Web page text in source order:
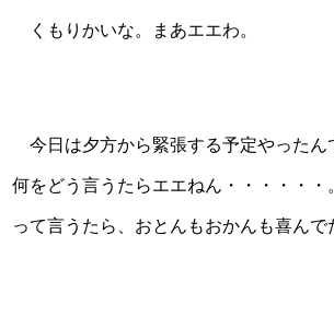
くもりかいな。まあエエわ。
今日は夕方から緊張する予定やったん
何をどう言うたらエエねん・・・・・
って言うたら、おとんもおかんも喜ん